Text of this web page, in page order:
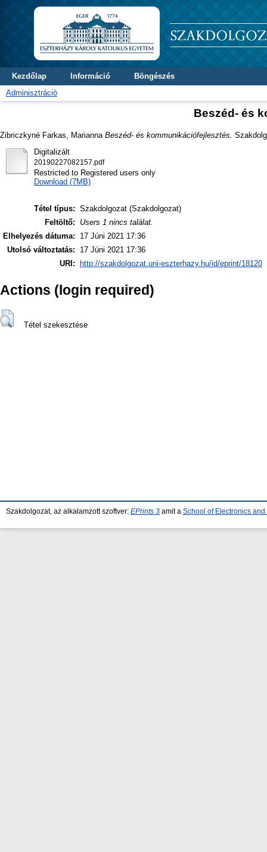
Kezdőlap Információ
Böngészés
Adminisztráció
Beszéd- és
Zibriczkyné Farkas, Marianna Beszéd- és kommunikációfejlesztés.
Digitalizált
20190227082157.pdf
Restricted to Registered users only
Download (7MB)
Tétel típus: Szakdolgozat (Szakdolgozat)
Feltöltő:
Users 1 nincs találat.
Elhelyezés dátuma:
17 Júni 2021 17:36
Utolsó változtatás:
17 Júni 2021 17:36
URI:
http://szakdolgozat.uni-eszterhazy.hu/id/eprint/18120
Actions (login required)
Tétel szekesztése
Szakdolgozat, az alkalamzott szoftver: EPrints 3 amit a School of Electronics